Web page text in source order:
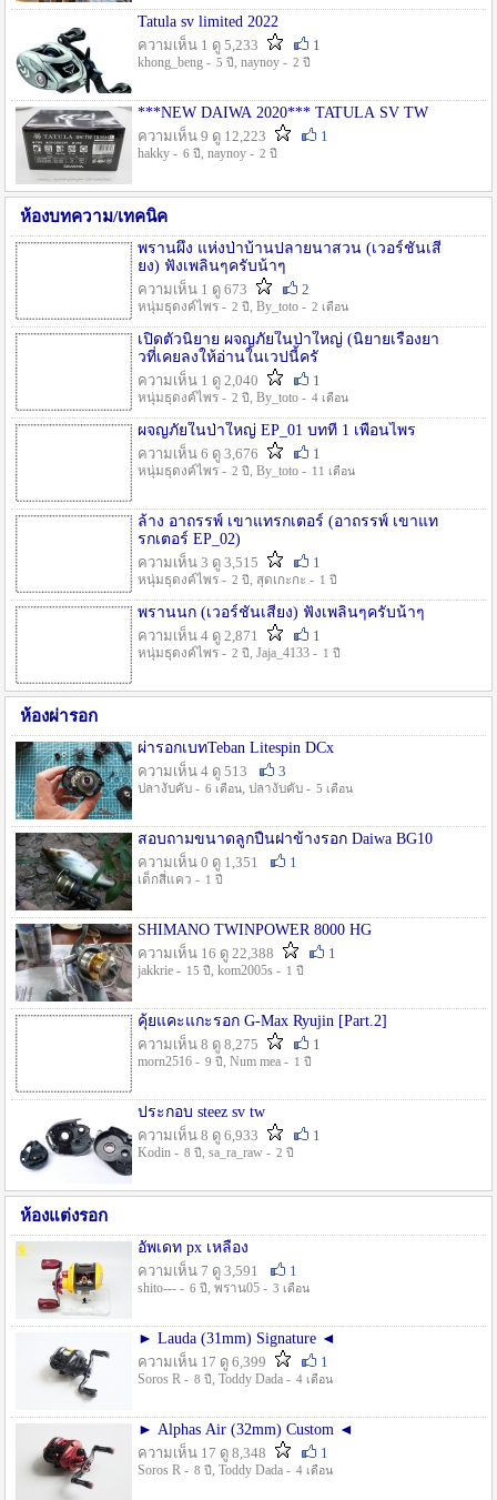
Tatula sv limited 2022
ความเห็น 1 ดู 5,233
1
khong_beng - 5 ปี , naynoy - 2 ปี
***NEW DAIWA 2020*** TATULA SV TW
ความเห็น 9 ดู 12,223
1
hakky - 6 ปี , naynoy - 2 ปี
ห้องบทความ/เทคนิค
พรานผึ้ง แห่งป่าบ้านปลายนาสวน (เวอร์ชั่นเสี
ยง) ฟังเพลินๆครับน้าๆ
ความเห็น 1 ดู 673
2
หนุ่มธุดงค์ไพร - 2 ปี , By_toto - 2 เดือน
เปิดตัวนิยาย ผจญภัยในป่าใหญ่ (นิยายเรื่องยา
วที่เคยลงให้อ่านในเวปนี้ครั
ความเห็น 1 ดู 2,040
1
หนุ่มธุดงค์ไพร - 2 ปี , By_toto - 4 เดือน
ผจญภัยในป่าใหญ่ EP_01 บทที่ 1 เพื่อนไพร
ความเห็น 6 ดู 3,676
1
หนุ่มธุดงค์ไพร - 2 ปี , By_toto - 11 เดือน
ล้าง อาถรรพ์ เขาแทรกเตอร์ (อาถรรพ์ เขาแท
รกเตอร์ EP_02)
ความเห็น 3 ดู 3,515
1
หนุ่มธุดงค์ไพร - 2 ปี , สุดเกะกะ - 1 ปี
พรานนก (เวอร์ชั่นเสียง) ฟังเพลินๆครับน้าๆ
ความเห็น 4 ดู 2,871
1
หนุ่มธุดงค์ไพร - 2 ปี , Jaja_4133 - 1 ปี
ห้องผ่ารอก
ผ่ารอกเบทTeban Litespin DCx
ความเห็น 4 ดู 513
3
ปลางับคับ - 6 เดือน, ปลางับคับ - 5 เดือน
สอบถามขนาดลูกปืนฝาข้างรอก Daiwa BG10
ความเห็น 0 ดู 1,351
1
เด็กสี่แคว - 1 ปี
SHIMANO TWINPOWER 8000 HG
ความเห็น 16 ดู 22,388
1
jakkrie - 15 ปี , kom2005s - 1 ปี
คุ้ยแคะแกะรอก G-Max Ryujin [Part.2]
ความเห็น 8 ดู 8,275
1
morn2516 - 9 ปี , Num mea - 1 ปี
ประกอบ steez sv tw
ความเห็น 8 ดู 6,933
1
Kodin - 8 ปี , sa_ra_raw - 2 ปี
ห้องแต่งรอก
อัพเดท px เหลือง
ความเห็น 7 ดู 3,591
1
shito--- - 6 ปี , พราน05 - 3 เดือน
► Lauda (31mm) Signature ◄
ความเห็น 17 ดู 6,399
1
Soros R - 8 ปี , Toddy Dada - 4 เดือน
► Alphas Air (32mm) Custom ◄
ความเห็น 17 ดู 8,348
1
Soros R - 8 ปี , Toddy Dada - 4 เดือน